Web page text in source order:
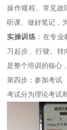
操作规程、常见故
听课、做好笔记，
实操训练 ：在专
习起步、行驶、转
是整个培训的核心
第四步：参加考试
考试分为理论考试